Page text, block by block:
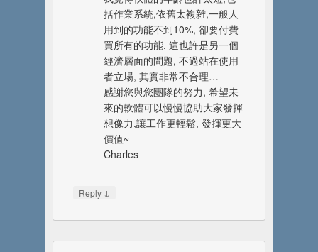
括作業系統,依舊太複雜,一般人
用到的功能不到10%, 卻要付費
買所有的功能, 這也許是另一個
經濟層面的問題, 不過站在使用
者立場, 其實非常不合理…
感謝您與您團隊的努力, 希望未
來的軟體可以慢慢協助大家發揮
想像力,讓工作更輕鬆, 發揮更大
價值~
Charles
Reply ↓